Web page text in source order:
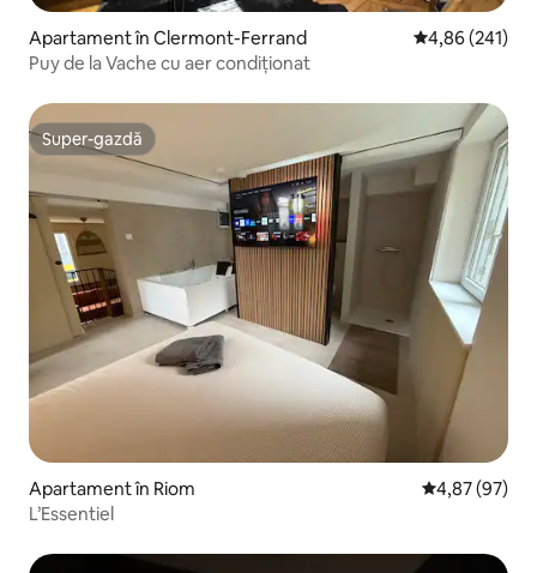
Apartament în Clermont-Ferrand Scor mediu de
4,86 (241)
Puy de la Vache cu aer condiționat
Super-gazdă
Super-gazdă
Apartament în Riom Scor mediu
4,87 (97)
L’Essentiel